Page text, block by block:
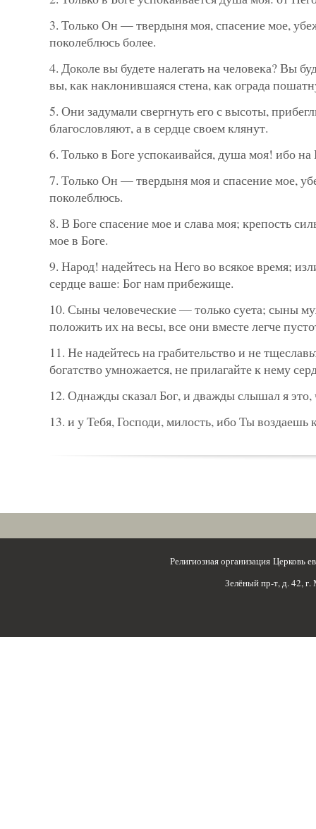
3. Только Он — твердыня моя, спасение мое,
поколеблюсь более.
4. Доколе вы будете налегать на человека? Вы
вы, как наклонившаяся стена, как ограда
5. Они задумали свергнуть его с высоты,
благословляют, а в сердце своем клянут.
6. Только в Боге успокаивайся, душа моя! ибо
7. Только Он — твердыня моя и спасение мое,
поколеблюсь.
8. В Боге спасение мое и слава моя; крепость
мое в Боге.
9. Народ! надейтесь на Него во всякое время;
сердце ваше: Бог нам прибежище.
10. Сыны человеческие — только суета; сыны
положить их на весы, все они вместе легче
11. Не надейтесь на грабительство и не
богатство умножается, не прилагайте к нему
12. Однажды сказал Бог, и дважды слышал я это,
13. и у Тебя, Господи, милость, ибо Ты воздаешь
Религиозная организация
Зелёный пр-т, д. 42,